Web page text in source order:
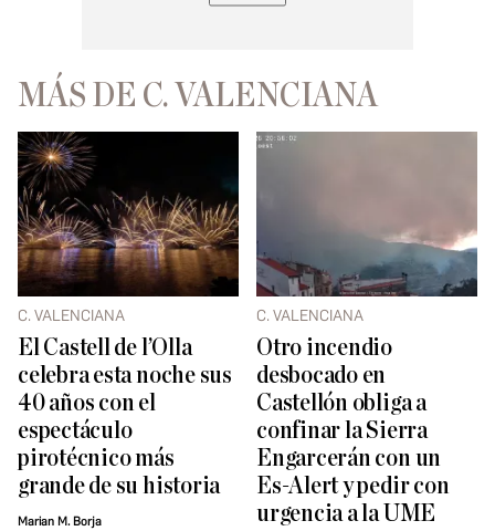
MÁS DE C. VALENCIANA
C. VALENCIANA
El Castell de l’Olla
celebra esta noche sus
40 años con el
espectáculo
pirotécnico más
grande de su historia
Marian M. Borja
C. VALENCIANA
Otro incendio
desbocado en
Castellón obliga a
confinar la Sierra
Engarcerán con un
Es-Alert y pedir con
urgencia a la UME